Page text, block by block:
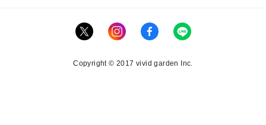
Copyright © 2017 vivid garden Inc.